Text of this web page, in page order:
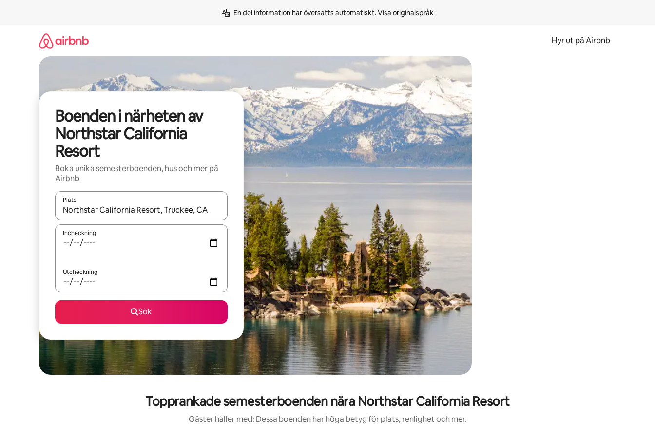
En del information har översatts automatiskt. Visa originalspråk
Hyr ut på Airbnb
Boenden i närheten av
Northstar California
Resort
Boka unika semesterboenden, hus och mer på
Airbnb
Plats
När resultaten är tillgängliga kan du navigera med upp- och nedåtpilarna eller utforska genom att trycka eller svepa.
Incheckning
Utcheckning
Sök
Topprankade semesterboenden nära Northstar California Resort
Gäster håller med: Dessa boenden har höga betyg för plats, renlighet och mer.